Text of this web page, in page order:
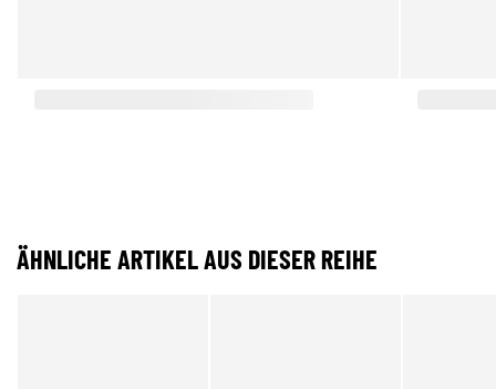
ÄHNLICHE ARTIKEL AUS DIESER REIHE